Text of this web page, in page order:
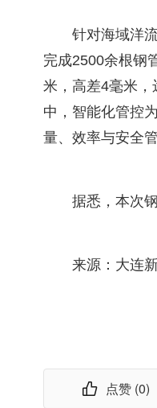
针对海域洋
完成2500余根钢
米，高差4毫米
中，智能化管控
量、效率与安全
据悉，本次
来源：大连
点赞 (0)